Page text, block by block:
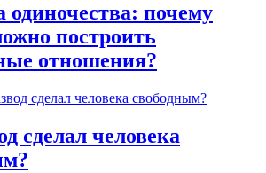
одиночества: почему
построить
отношения?
сделал человека